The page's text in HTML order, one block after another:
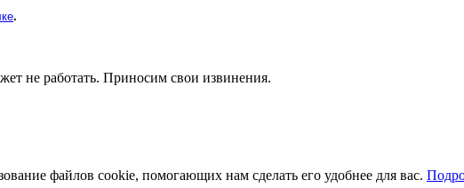
.
не работать. Приносим свои извинения.
файлов cookie, помогающих нам сделать его удобнее для вас.